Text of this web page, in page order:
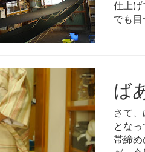
仕上
でも
ば
さて
とな
帯締